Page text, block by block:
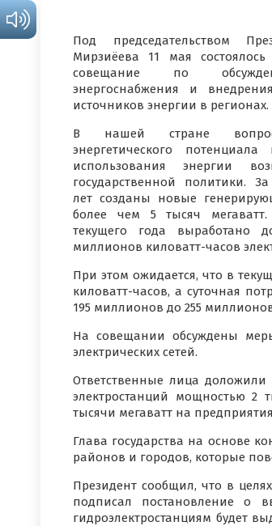
Под председательством
Мирзиёева 11 мая состоялось
совещание по
энергоснабжения и
источников энергии в регионах.
В нашей стране
энергетического
использования энергии
государственной политики.
лет созданы новые
более чем 5 тысяч
текущего года выработано
миллионов киловатт-часов
При этом ожидается, что в
киловатт-часов, а суточная
195 миллионов до 255
На совещании обсуждены
электрических сетей.
Ответственные лица
электростанций мощностью 2
тысячи мегаватт на
Глава государства на основе
районов и городов, которые
Президент сообщил, что в
подписал постановление о
гидроэлектростанциям будет